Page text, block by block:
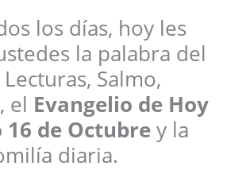
los días, hoy les
la palabra del
Salmo,
el Evangelio de Hoy
16 de Octubrey la
diaria.